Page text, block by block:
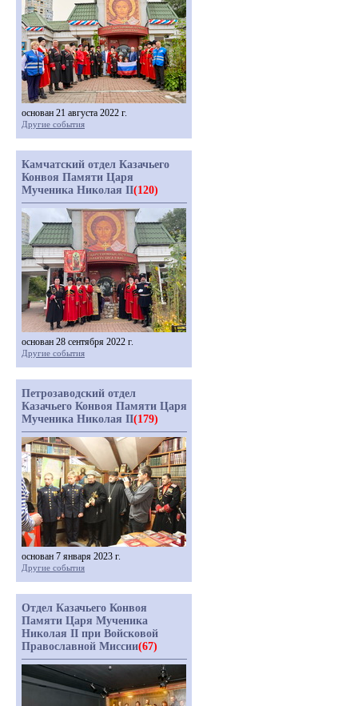
основан 21 августа 2022 г.
Другие события
Камчатский отдел Казачьего
Конвоя Памяти Царя
Мученика Николая II(120)
основан 28 сентября 2022 г.
Другие события
Петрозаводский отдел
Казачьего Конвоя Памяти Царя
Мученика Николая II(179)
основан 7 января 2023 г.
Другие события
Отдел Казачьего Конвоя
Памяти Царя Мученика
Николая II при Войсковой
Православной Миссии(67)